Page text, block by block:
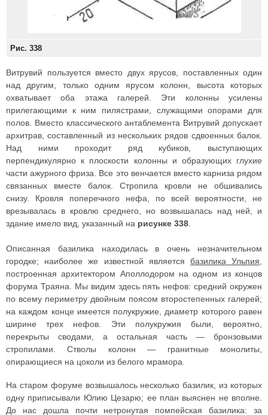
Рис. 338
Витрувий пользуется вместо двух ярусов, поставленных один
над другим, только одним ярусом колонн, высота которых
охватывает оба этажа галерей. Эти колонны усилены
прилегающими к ним пилястрами, служащими опорами для
полов. Вместо классического антаблемента Витрувий допускает
архитрав, составленный из нескольких рядов сдвоенных балок.
Над ними проходит ряд кубиков, выступающих
перпендикулярно к плоскости колонны и образующих глухие
части ажурного фриза. Все это венчается вместо карниза рядом
связанных вместе балок. Стропила кровли не обшивались
снизу. Кровля поперечного нефа, по всей вероятности, не
врезывалась в кровлю среднего, но возвышалась над ней, и
здание имело вид, указанный на рисунке 338
Описанная базилика находилась в очень незначительном
городке; наиболее же известной является базилика Ульпия
построенная архитектором Аполлодором на одном из концов
форума Траяна. Мы видим здесь пять нефов: средний окружен
по всему периметру двойным поясом второстепенных галерей;
на каждом конце имеется полукружие, диаметр которого равен
ширине трех нефов. Эти полукружия были, вероятно,
перекрыты сводами, а остальная часть — бронзовыми
стропилами. Стволы колонн — гранитные монолиты,
опирающиеся на цоколи из белого мрамора.
На старом форуме возвышалось несколько базилик, из которых
одну приписывали Юлию Цезарю; ее план выяснен не вполне.
До нас дошла почти нетронутая помпейская базилика: за